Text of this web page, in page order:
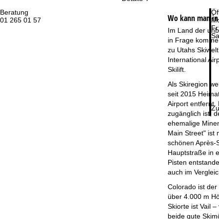
Beratung
01 265 01 57
Wo kann man
Im Land der
in Frage
zu Utahs
International
Skilift.
Als Skiregion
seit 2015
Airport entfernt.
zugänglich ist,
ehemalige
Main Street" ist
schönen Après-
Hauptstraße in
Pisten
auch im
Colorado ist
über 4.000 m
Skiorte ist Vail
beide gute